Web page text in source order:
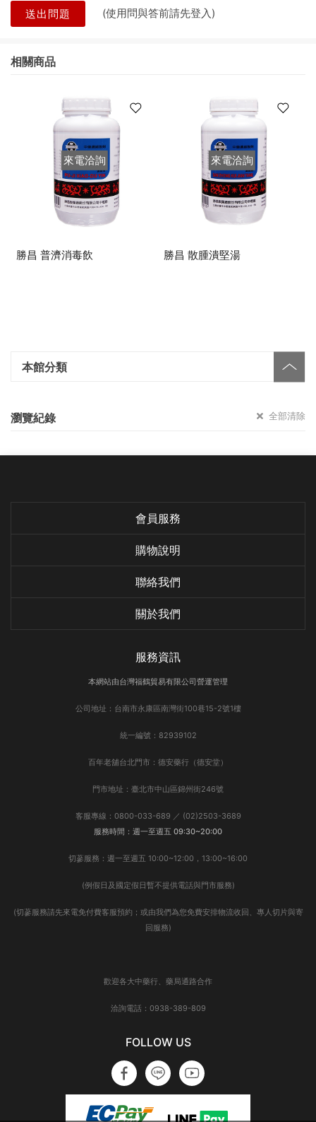
本館分類
瀏覽紀錄 全部清除
送出問題 (使用問與答前請先登入)
相關商品
來電洽詢
勝昌 普濟消毒飲
來電洽詢
勝昌 散腫潰堅湯
會員服務
購物說明
聯絡我們
關於我們
服務資訊
本網站由台灣福鶴貿易有限公司營運管理
公司地址：台南市永康區南灣街100巷15-2號1樓
統一編號：82939102
百年老舖台北門市：德安藥行（德安堂）
門市地址：臺北市中山區錦州街246號
客服專線：0800-033-689 ／ (02)2503-3689
服務時間：週一至週五 09:30~20:00
切蔘服務：週一至週五 10:00~12:00，13:00~16:00
(例假日及國定假日暫不提供電話與門市服務)
(切蔘服務請先來電免付費客服預約；或由我們為您免費安排物流收回、專人切片與寄
回服務)
歡迎各大中藥行、藥局通路合作
洽詢電話：0938-389-809
FOLLOW US